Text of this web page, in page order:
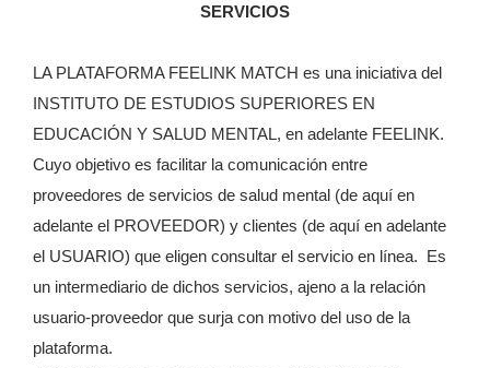
SERVICIOS
LA PLATAFORMA FEELINK MATCH es una iniciativa del
INSTITUTO DE ESTUDIOS SUPERIORES EN
EDUCACIÓN Y SALUD MENTAL, en adelante FEELINK.
Cuyo objetivo es facilitar la comunicación entre
proveedores de servicios de salud mental (de aquí en
adelante el PROVEEDOR) y clientes (de aquí en adelante
el USUARIO) que eligen consultar el servicio en línea. Es
un intermediario de dichos servicios, ajeno a la relación
usuario-proveedor que surja con motivo del uso de la
plataforma.